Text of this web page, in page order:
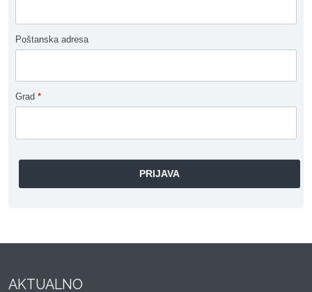
Poštanska adresa
Grad *
AKTUALNO